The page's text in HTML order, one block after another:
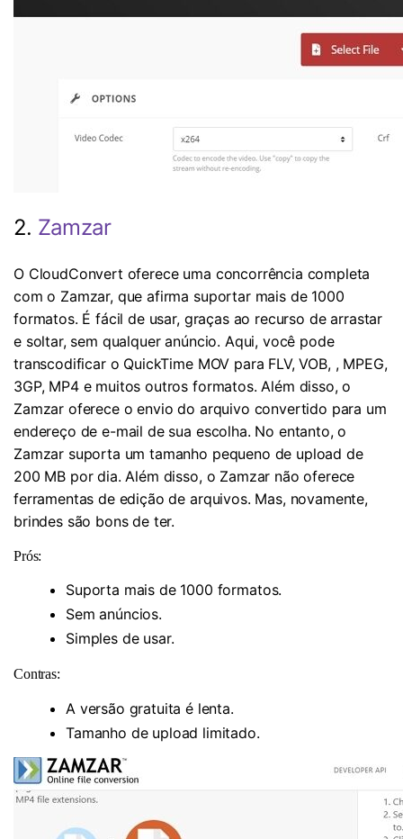
2. Zamzar
O CloudConvert oferece uma concorrência completa
com o Zamzar, que afirma suportar mais de 1000
formatos. É fácil de usar, graças ao recurso de arrastar
e soltar, sem qualquer anúncio. Aqui, você pode
transcodificar o QuickTime MOV para FLV, VOB, , MPEG,
3GP, MP4 e muitos outros formatos. Além disso, o
Zamzar oferece o envio do arquivo convertido para um
endereço de e-mail de sua escolha. No entanto, o
Zamzar suporta um tamanho pequeno de upload de
200 MB por dia. Além disso, o Zamzar não oferece
ferramentas de edição de arquivos. Mas, novamente,
brindes são bons de ter.
Prós:
Suporta mais de 1000 formatos.
Sem anúncios.
Simples de usar.
Contras:
A versão gratuita é lenta.
Tamanho de upload limitado.